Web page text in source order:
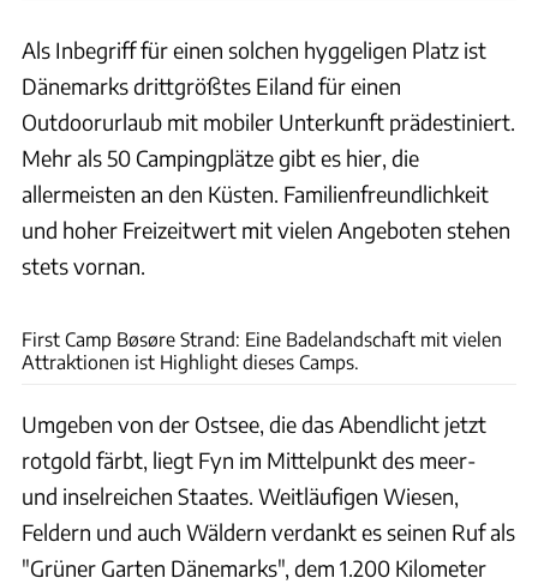
Als Inbegriff für einen solchen hyggeligen Platz ist
Dänemarks drittgrößtes Eiland für einen
Outdoorurlaub mit mobiler Unterkunft prädestiniert.
Mehr als 50 Campingplätze gibt es hier, die
allermeisten an den Küsten. Familienfreundlichkeit
und hoher Freizeitwert mit vielen Angeboten stehen
stets vornan.
First Camp Bøsøre Strand: Eine Badelandschaft mit vielen
Attraktionen ist Highlight dieses Camps.
Umgeben von der Ostsee, die das Abendlicht jetzt
rotgold färbt, liegt Fyn im Mittelpunkt des meer-
und inselreichen Staates. Weitläufigen Wiesen,
Feldern und auch Wäldern verdankt es seinen Ruf als
"Grüner Garten Dänemarks", dem 1.200 Kilometer